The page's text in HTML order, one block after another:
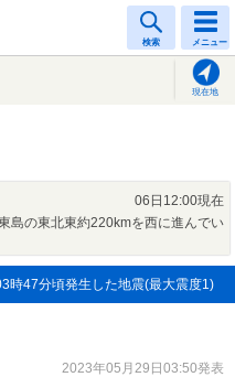
検索 メニュー
現在地
06日12:00現在
島の東北東約220kmを西に進んでい
時47分頃発生した地震(最大震度1)
2023年05月29日03:50発表